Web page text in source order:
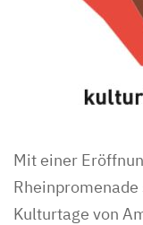
Mit einer
Kulturtage von